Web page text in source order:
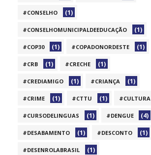
#CONSELHO (1)
#CONSELHOMUNICIPALDEEDUCAÇÃO (1)
#COP30 (1) #COPADONORDESTE (1)
#CRB (1) #CRECHE (1)
#CREDIAMIGO (1) #CRIANÇA (1)
#CRIME (1) #CTTU (1) #CULTURA
#CURSODELINGUAS (1) #DENGUE (4)
#DESABAMENTO (1) #DESCONTO (1)
#DESENROLABRASIL (1)